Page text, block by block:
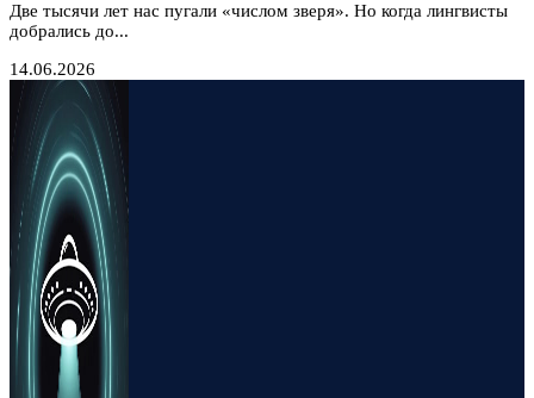
Две тысячи лет нас пугали «числом зверя». Но когда лингвисты
добрались до...
14.06.2026